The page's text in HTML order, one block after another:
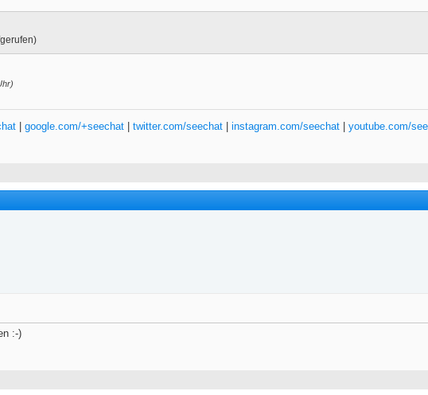
google.com/+seechat twitter.com/seechat instagram.com/seechat youtube.com/
:-)